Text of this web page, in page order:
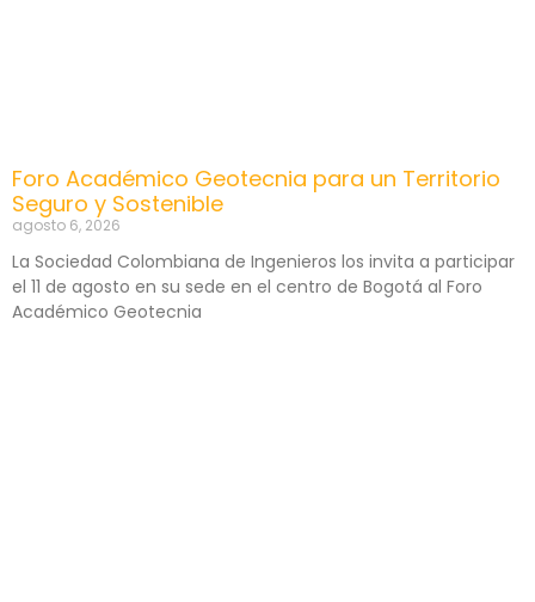
Foro Académico Geotecnia para un Territorio
Seguro y Sostenible
agosto 6, 2026
La Sociedad Colombiana de Ingenieros los invita a participar
el 11 de agosto en su sede en el centro de Bogotá al Foro
Académico Geotecnia